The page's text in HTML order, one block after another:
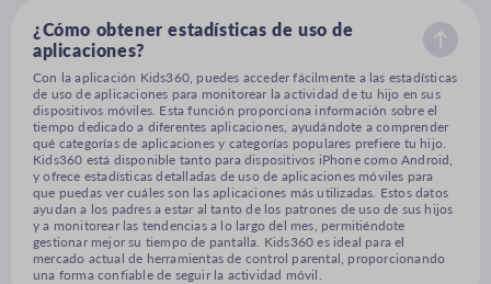
¿Cómo obtener estadísticas de uso de
aplicaciones?
Con la aplicación Kids360, puedes acceder fácilmente a las estadísticas
de uso de aplicaciones para monitorear la actividad de tu hijo en sus
dispositivos móviles. Esta función proporciona información sobre el
tiempo dedicado a diferentes aplicaciones, ayudándote a comprender
qué categorías de aplicaciones y categorías populares prefiere tu hijo.
Kids360 está disponible tanto para dispositivos iPhone como Android,
y ofrece estadísticas detalladas de uso de aplicaciones móviles para
que puedas ver cuáles son las aplicaciones más utilizadas. Estos datos
ayudan a los padres a estar al tanto de los patrones de uso de sus hijos
y a monitorear las tendencias a lo largo del mes, permitiéndote
gestionar mejor su tiempo de pantalla. Kids360 es ideal para el
mercado actual de herramientas de control parental, proporcionando
una forma confiable de seguir la actividad móvil.